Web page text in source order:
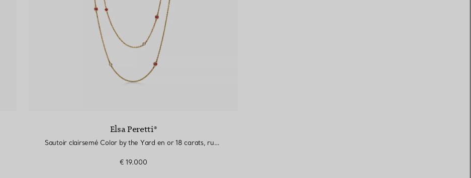
Elsa Peretti®
Sautoir clairsemé Color by the Yard en or 18 carats, rubis et diamants
€ 19.000